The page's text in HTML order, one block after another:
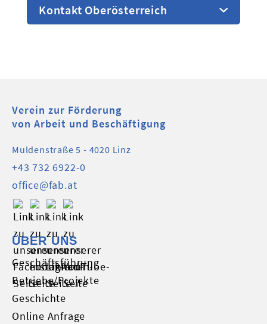
Kursprogramm Rohrbach
Kursprogramm Weyer-
Kontakt Oberösterreich
Verein zur Förderung
von Arbeit und Beschäftigung
Muldenstraße 5 - 4020 Linz
+43 732 6922-0
office@fab.at
ÜBER UNS
Geschäftsführung
Betriebe/Projekte
Geschichte
Online Anfrage